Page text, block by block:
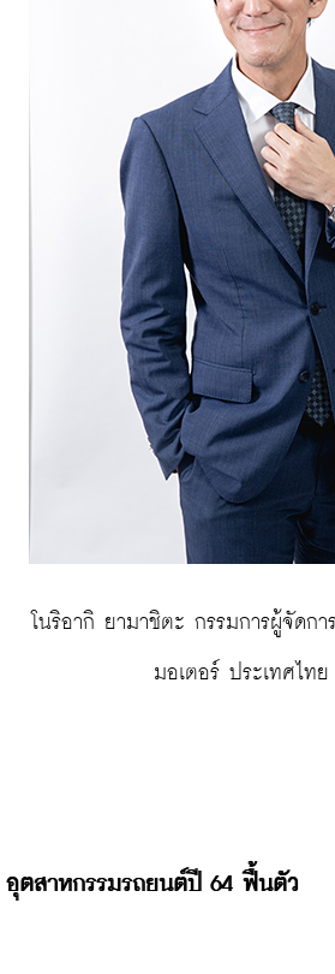
มอเตอร์ ประเทศไท
อุตสาหกรรมรถยนต์ปี 64 ฟื้นตัว